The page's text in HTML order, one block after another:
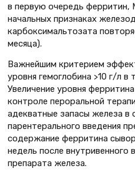
в первую очередь ферритин,
начальных признаках
карбоксимальтозата
месяца).
Важнейшим критерием
уровня гемоглобина >10 г/л в
Увеличение уровня
контроле пероральной
адекватные запасы железа в
парентерального введения
содержание ферритина
недель после внутривенного
препарата железа.